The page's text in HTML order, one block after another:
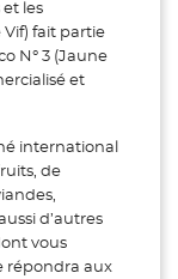
et les
Vif) fait partie
N° 3 (Jaune
et
international
de
d’autres
vous
répondra aux